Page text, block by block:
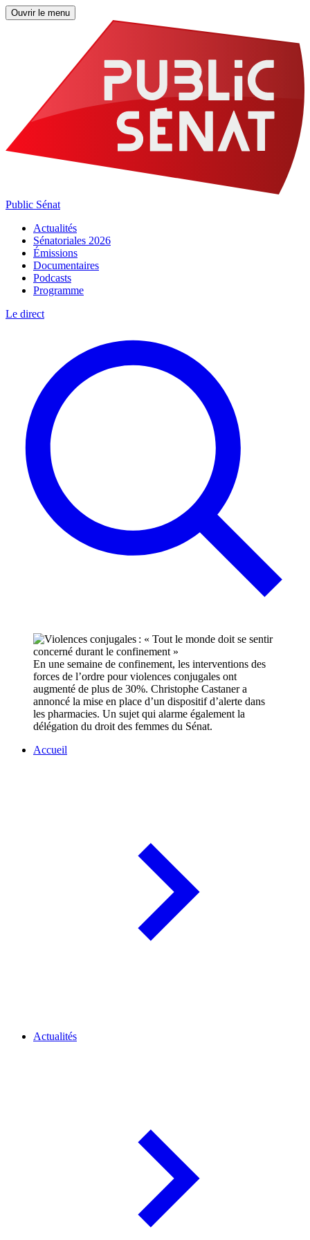
Ouvrir le menu
Public Sénat
Actualités
Sénatoriales 2026
Émissions
Documentaires
Podcasts
Programme
Le direct
En une semaine de confinement, les interventions des
forces de l’ordre pour violences conjugales ont
augmenté de plus de 30%. Christophe Castaner a
annoncé la mise en place d’un dispositif d’alerte dans
les pharmacies. Un sujet qui alarme également la
délégation du droit des femmes du Sénat.
Accueil
Actualités